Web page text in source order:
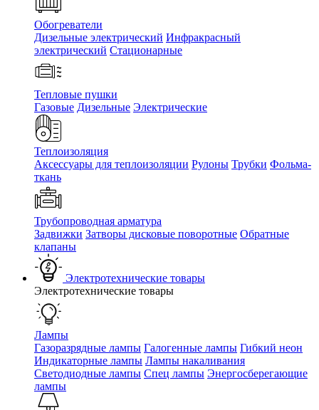
Обогреватели
Дизельные электрический Инфракрасный
электрический Стационарные
Тепловые пушки
Газовые Дизельные Электрические
Теплоизоляция
Аксессуары для теплоизоляции Рулоны Трубки Фольма-
ткань
Трубопроводная арматура
Задвижки Затворы дисковые поворотные Обратные
клапаны
Электротехнические товары
Электротехнические товары
Лампы
Газоразрядные лампы Галогенные лампы Гибкий неон
Индикаторные лампы Лампы накаливания
Светодиодные лампы Спец лампы Энергосберегающие
лампы